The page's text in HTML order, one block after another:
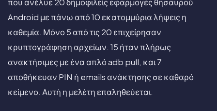
που ανέλυε 20 δημοφιλείς εφαρμογές θησαυρού
Android με πάνω από 10 εκατομμύρια λήψεις η
καθεμία. Μόνο 5 από τις 20 επιχείρησαν
κρυπτογράφηση αρχείων. 15 ήταν πλήρως
ανακτήσιμες με ένα απλό adb pull, και 7
αποθήκευαν PIN ή emails ανάκτησης σε καθαρό
κείμενο. Αυτή η μελέτη επαληθεύεται.